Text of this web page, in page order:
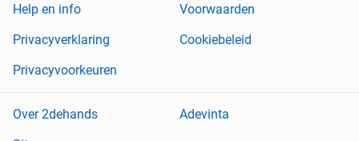
Help en info
Voorwaarden
Privacyverklaring
Cookiebeleid
Privacyvoorkeuren
Over 2dehands
Adevinta